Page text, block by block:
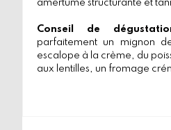
amertume structurante et
Conseil de
parfaitement un mignon
escalope à la crème, du
aux lentilles, un fromage